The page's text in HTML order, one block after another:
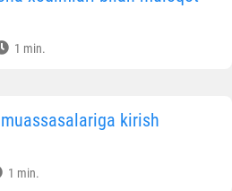
1 min.
kirish
1 min.